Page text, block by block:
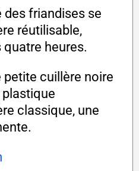
des friandises se
réutilisable,
heures.
petite cuillère noire
classique, une